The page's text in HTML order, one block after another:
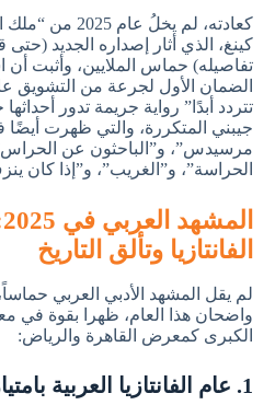
كعادته، لم يخلُ
كينغ، الذي أثار إصداره الجديد
تفاصيله) حماس الملايين، وأثبت أن
الضمان الأول لجرعة من التشويق
تتردد أبدًا” رواية جريمة تدور
جيبني المتكررة، والتي ظهرت أيضًا
مرسيدس”، و”الباحثون عن
الحراسة”، و”الغريب”، و”إذا كان
الفانتازيا وتألق التاريخ
لم يقل المشهد الأدبي العربي
واضحان هذا العام، ظهرا بقوة في
الكبرى كمعرض القاهرة والرياض:
1. عام الفانتازيا العربية بامتياز